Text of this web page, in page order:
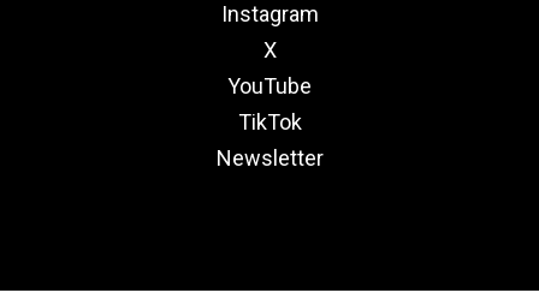
Instagram
X
YouTube
TikTok
Newsletter